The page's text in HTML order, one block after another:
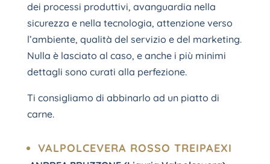
dei processi produttivi, avanguardia nella
sicurezza e nella tecnologia, attenzione verso
l’ambiente, qualità del servizio e del marketing.
Nulla è lasciato al caso, e anche i più minimi
dettagli sono curati alla perfezione.
Ti consigliamo di abbinarlo ad un piatto di
carne.
VALPOLCEVERA ROSSO TREIPAEXI